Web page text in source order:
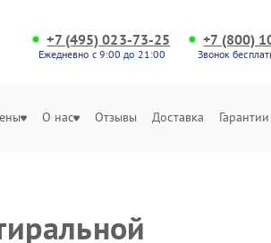
+7 (495) 023-73-25
Ежедневно с 9:00 до 21:00
+7 (800)
Звонок
О нас Отзывы Доставка Гарантии